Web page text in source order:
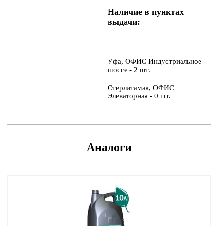
Наличие в пунктах
выдачи:
Уфа, ОФИС Индустриальное
шоссе - 2 шт.
Стерлитамак, ОФИС
Элеваторная - 0 шт.
Аналоги